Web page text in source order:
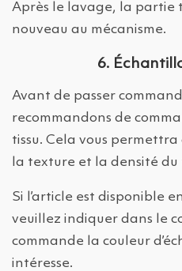
Après le lavage, la partie
nouveau au mécanisme.
6.
Avant de passer
recommandons de
tissu. Cela vous
la texture et la densité du
Si l’article est disponible
veuillez indiquer dans le
commande la couleur
intéresse.